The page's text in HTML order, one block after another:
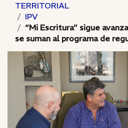
TERRITORIAL
IPV
“Mi Escritura” sigue
se suman al programa de